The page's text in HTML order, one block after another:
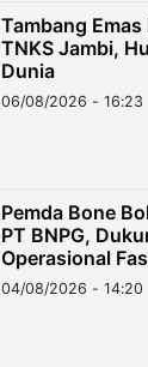
Tambang Emas
TNKS Jambi,
Dunia
06/08/2026 - 16:23
Pemda Bone
PT BNPG,
Operasional
04/08/2026 - 14:20